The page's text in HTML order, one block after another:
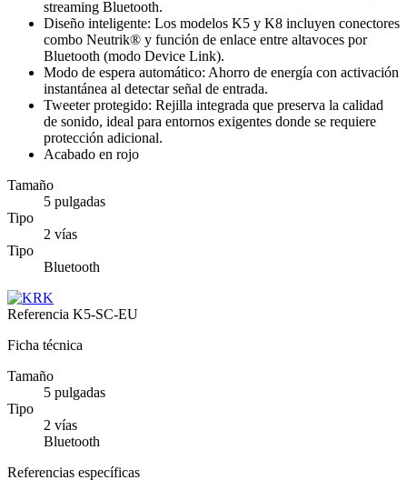
streaming Bluetooth.
Diseño inteligente: Los modelos K5 y K8 incluyen conectores
combo Neutrik® y función de enlace entre altavoces por
Bluetooth (modo Device Link).
Modo de espera automático: Ahorro de energía con activación
instantánea al detectar señal de entrada.
Tweeter protegido: Rejilla integrada que preserva la calidad
de sonido, ideal para entornos exigentes donde se requiere
protección adicional.
Acabado en rojo
Tamaño
5 pulgadas
Tipo
2 vías
Tipo
Bluetooth
Referencia K5-SC-EU
Ficha técnica
Tamaño
5 pulgadas
Tipo
2 vías
Bluetooth
Referencias específicas